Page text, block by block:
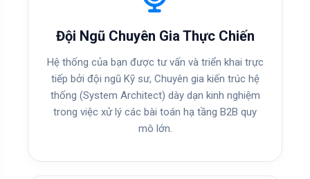
Đội Ngũ Chuyên Gia Thực Chiến
Hệ thống của bạn được tư vấn và triển khai trực
tiếp bởi đội ngũ Kỹ sư, Chuyên gia kiến trúc hệ
thống (System Architect) dày dạn kinh nghiệm
trong việc xử lý các bài toán hạ tầng B2B quy
mô lớn.